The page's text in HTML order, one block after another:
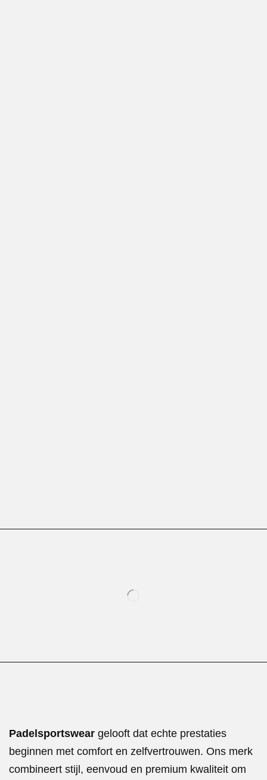
Padelsportswear gelooft dat echte prestaties
beginnen met comfort en zelfvertrouwen. Ons merk
combineert stijl, eenvoud en premium kwaliteit om